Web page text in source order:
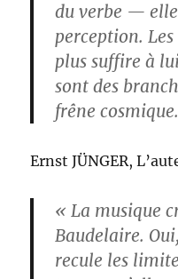
du verbe — elle
perception.
plus suffire à
sont des
frêne cosmique.
Ernst JÜNGER,
« La musique
Baudelaire.
recule les